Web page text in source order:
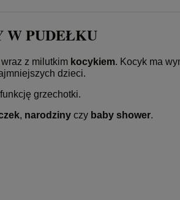
W PUDEŁKU
wraz z milutkim kocykiem. Kocyk ma
dzieci.
grzechotki.
, narodziny czy baby shower.